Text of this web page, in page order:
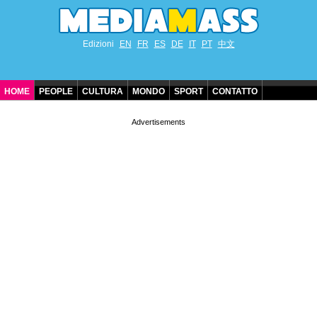
Edizioni EN FR ES DE IT PT 中文
HOME PEOPLE CULTURA MONDO SPORT CONTATTO